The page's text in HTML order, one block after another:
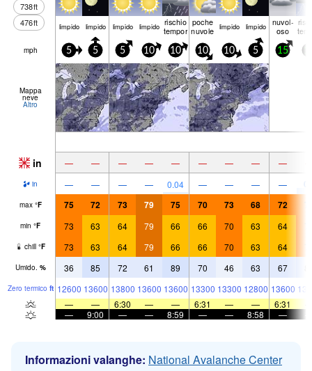
738ft
476ft limp­ido limp­ido limp­ido limp­ido rischio
temporale
poche
nuvole limp­ido limp­ido nuvol-
oso
mph 5 5 5 10 10 10 10 5 15
Mappa
neve
Altro
in — — — — — — — — —
in — — — — 0.04 — — — —
max °F 75 72 73 79 75 70 73 68 72
min °F 73 63 64 79 66 66 70 63 64
chill °F 73 63 64 79 66 66 70 63 64
Umido. % 36 85 72 61 89 70 46 63 67
Zero termico ft 12600 13600 13800 13600 13600 13300 13300 12800 13600
—
— 6:30 — — 6:31 — — 6:31
—
9:00 — — 8:59 — — 8:58 —
Informazioni valanghe: National Avalanche Center